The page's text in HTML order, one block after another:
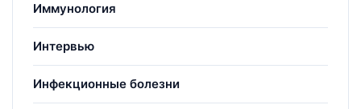
Иммунология
Интервью
Инфекционные болезни